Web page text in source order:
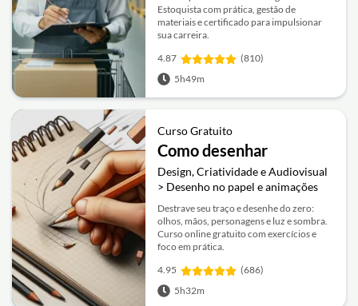
Estoquista com prática, gestão de
materiais e certificado para impulsionar
sua carreira.
4.87
(810)
5h49m
Curso Gratuito
Como desenhar
Design, Criatividade e Audiovisual
> Desenho no papel e animações
Destrave seu traço e desenhe do zero:
olhos, mãos, personagens e luz e sombra.
Curso online gratuito com exercícios e
foco em prática.
4.95
(686)
5h32m